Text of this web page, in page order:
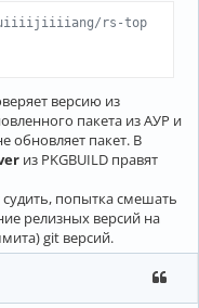
rs-top
версию из
пакета из АУР и
обновляет пакет. В
из PKGBUILD правят
судить, попытка смешать
релизных версий на
git версий.